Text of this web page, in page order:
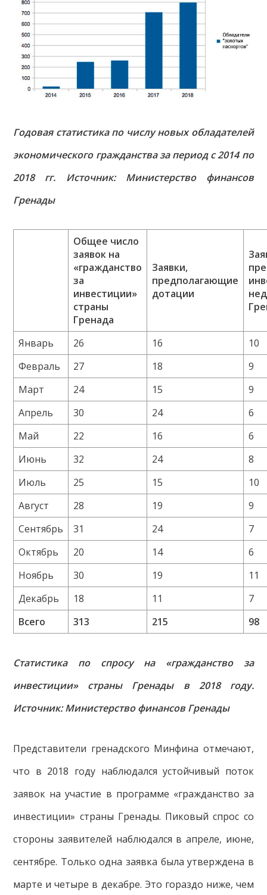
Годовая статистика по числу новых обладателей
экономического гражданства за период с 2014 по
2018 гг. Источник: Министерство финансов
Гренады
Общее число
заявок на
«гражданство
за
инвестиции»
страны
Гренада
Заявки,
предполагающие
дотации
Январь 26 16
10
Февраль
27 18
9
Март
24 15
9
Апрель
30 24
6
Май
22 16
6
Июнь
32 24
8
Июль
25 15
10
Август
28 19
9
Сентябрь
31 24
7
Октябрь
20 14
6
Ноябрь
30 19
11
Декабрь
18 11
7
Всего
313 215 98
Статистика по спросу на «гражданство за
инвестиции» страны Гренады в 2018 году.
Источник: Министерство финансов Гренады
Представители гренадского Минфина отмечают,
что в 2018 году наблюдался устойчивый поток
заявок на участие в программе «гражданство за
инвестиции» страны Гренады. Пиковый спрос со
стороны заявителей наблюдался в апреле, июне,
сентябре. Только одна заявка была утверждена в
марте и четыре в декабре. Это гораздо ниже, чем